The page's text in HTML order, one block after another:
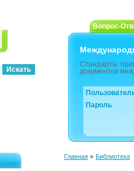
Вопрос-
Стандарты
документов
Пароль
Главная » Библиотека